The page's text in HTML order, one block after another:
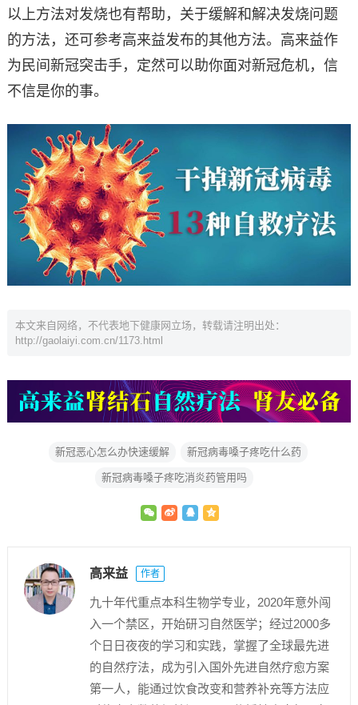
以上方法对发烧也有帮助，关于缓解和解决发烧问题
的方法，还可参考高来益发布的其他方法。高来益作
为民间新冠突击手，定然可以助你面对新冠危机，信
不信是你的事。
本文来自网络，不代表地下健康网立场，转载请注明出处：
http://gaolaiyi.com.cn/1173.html
新冠恶心怎么办快速缓解 新冠病毒嗓子疼吃什么药
新冠病毒嗓子疼吃消炎药管用吗
高来益 作者
九十年代重点本科生物学专业，2020年意外闯
入一个禁区，开始研习自然医学；经过2000多
个日日夜夜的学习和实践，掌握了全球最先进
的自然疗法，成为引入国外先进自然疗愈方案
第一人，能通过饮食改变和营养补充等方法应